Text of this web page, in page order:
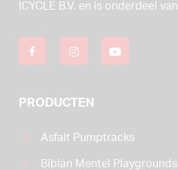
ICYCLE B.V. en is onderdeel van
PRODUCTEN
Asfalt Pumptracks
Bibian Mentel Playgrounds